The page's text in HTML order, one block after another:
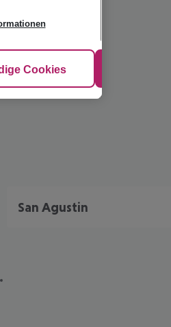
San Agustin
Cookies